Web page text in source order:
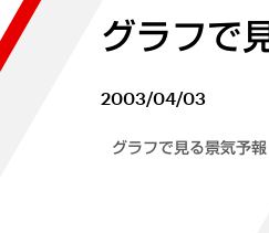
グラフで
2003/04/03
グラフで見る景気予報